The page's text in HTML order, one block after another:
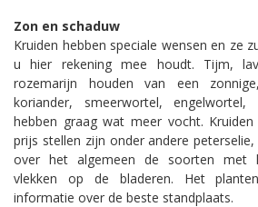
Zon en schaduw
Kruiden hebben speciale wensen en ze
u hier rekening mee houdt. Tijm,
rozemarijn houden van een
koriander, smeerwortel,
hebben graag wat meer vocht.
prijs stellen zijn onder andere
over het algemeen de soorten met
vlekken op de bladeren. Het
informatie over de beste standplaats.